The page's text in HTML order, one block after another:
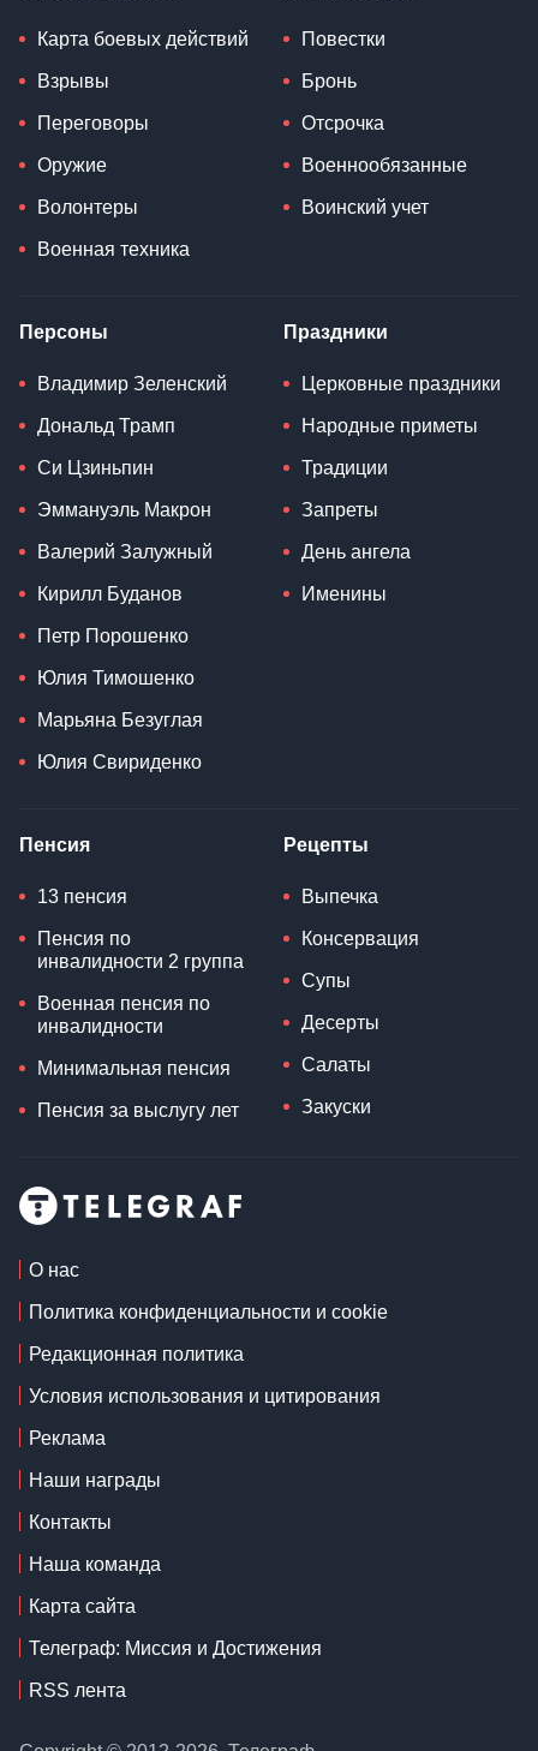
Карта боевых действий
Взрывы
Переговоры
Оружие
Волонтеры
Военная техника
Повестки
Бронь
Отсрочка
Военнообязанные
Воинский учет
Персоны
Владимир Зеленский
Дональд Трамп
Си Цзиньпин
Эммануэль Макрон
Валерий Залужный
Кирилл Буданов
Петр Порошенко
Юлия Тимошенко
Марьяна Безуглая
Юлия Свириденко
Праздники
Церковные праздники
Народные приметы
Традиции
Запреты
День ангела
Именины
Пенсия
13 пенсия
Пенсия по
инвалидности 2 группа
Военная пенсия по
инвалидности
Минимальная пенсия
Пенсия за выслугу лет
Рецепты
Выпечка
Консервация
Супы
Десерты
Салаты
Закуски
О нас
Политика конфиденциальности и cookie
Редакционная политика
Условия использования и цитирования
Реклама
Наши награды
Контакты
Наша команда
Карта сайта
Телеграф: Миссия и Достижения
RSS лента